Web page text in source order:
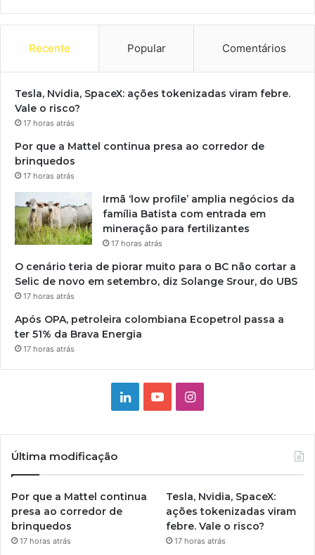
Recente Popular Comentários
Tesla, Nvidia, SpaceX: ações tokenizadas viram febre.
Vale o risco?
17 horas atrás
Por que a Mattel continua presa ao corredor de
brinquedos
17 horas atrás
Irmã ‘low profile’ amplia negócios da
família Batista com entrada em
mineração para fertilizantes
17 horas atrás
O cenário teria de piorar muito para o BC não cortar a
Selic de novo em setembro, diz Solange Srour, do UBS
17 horas atrás
Após OPA, petroleira colombiana Ecopetrol passa a
ter 51% da Brava Energia
17 horas atrás
LinkedinYouTubeInstagram
Última modificação
Por que a Mattel continua
presa ao corredor de
brinquedos
17 horas atrás
Tesla, Nvidia, SpaceX:
ações tokenizadas viram
febre. Vale o risco?
17 horas atrás